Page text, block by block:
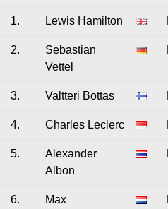
1. Lewis Hamilton
2.
Sebastian
Vettel
3. Valtteri Bottas
4. Charles Leclerc
5.
Alexander
Albon
6.
Max